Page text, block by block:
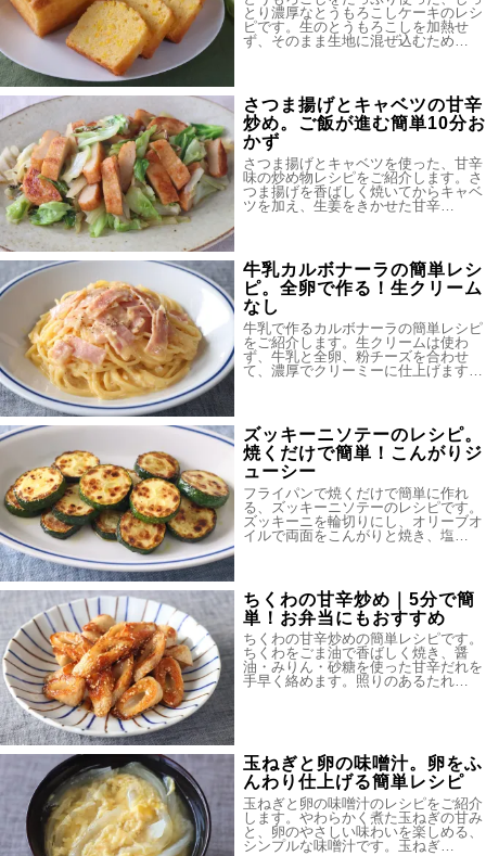
とり濃厚なとうもろこしケーキのレシ
ピです。生のとうもろこしを加熱せ
ず、そのまま生地に混ぜ込むため…
さつま揚げとキャベツの甘辛
炒め。ご飯が進む簡単10分お
かず
さつま揚げとキャベツを使った、甘辛
味の炒め物レシピをご紹介します。さ
つま揚げを香ばしく焼いてからキャベ
ツを加え、生姜をきかせた甘辛…
牛乳カルボナーラの簡単レシ
ピ。全卵で作る！生クリーム
なし
牛乳で作るカルボナーラの簡単レシピ
をご紹介します。生クリームは使わ
ず、牛乳と全卵、粉チーズを合わせ
て、濃厚でクリーミーに仕上げます…
ズッキーニソテーのレシピ。
焼くだけで簡単！こんがりジ
ューシー
フライパンで焼くだけで簡単に作れ
る、ズッキーニソテーのレシピです。
ズッキーニを輪切りにし、オリーブオ
イルで両面をこんがりと焼き、塩…
ちくわの甘辛炒め｜5分で簡
単！お弁当にもおすすめ
ちくわの甘辛炒めの簡単レシピです。
ちくわをごま油で香ばしく焼き、醤
油・みりん・砂糖を使った甘辛だれを
手早く絡めます。照りのあるたれ…
玉ねぎと卵の味噌汁。卵をふ
んわり仕上げる簡単レシピ
玉ねぎと卵の味噌汁のレシピをご紹介
します。やわらかく煮た玉ねぎの甘み
と、卵のやさしい味わいを楽しめる、
シンプルな味噌汁です。玉ねぎ…